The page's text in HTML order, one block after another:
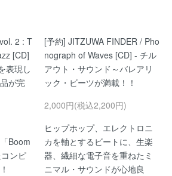
2 : T
[CD]
表現し
が完
Boom
ンピ
[予約] JITZUWA FINDER / Pho
nograph of Waves [CD] - チル
アウト・サウンド～バレアリ
ック・ビーツが満載！！
2,000円(税込2,200円)
ヒップホップ、エレクトロニ
カを軸とするビートに、生楽
器、繊細な電子音を重ねたミ
ニマル・サウンドが心地良